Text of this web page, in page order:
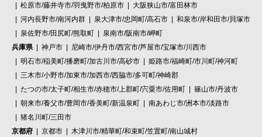
松原市/藤井寺市/羽曳野市/柏原市
大阪狭山市/富田林市
河内長野市/南河内群
泉大津市/忠岡町/高石市
和泉市/岸和田市/貝塚市
泉佐野市/田尻町/熊取町
泉南市/阪南市/岬町
兵庫県
神戸市
尼崎市/伊丹市/西宮市/芦屋市/宝塚市/川西市
明石市/稲美町/播磨町/加古川市/高砂市
姫路市/福崎町/市川町/神河町
三木市/小野市/加東市/加西市/西脇市/多可町/神崎郡
たつの市/太子町/相生市/赤穂市/上郡町/宍粟市/佐用町
篠山市/丹波市
朝来市/養父市/豊岡市/香美町/新温泉町
南あわじ市/洲本市/淡路市
猪名川町/三田市
京都府
京都市
木津川市/精華町/和束町/笠置町/南山城村